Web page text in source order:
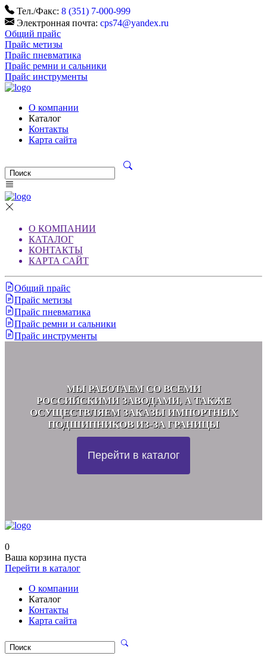
Тел./Факс: 8 (351) 7-000-999
Электронная почта: cps74@yandex.ru
Общий прайс
Прайс метизы
Прайс пневматика
Прайс ремни и сальники
Прайс инструменты
О компании
Каталог
Контакты
Карта сайта
О КОМПАНИИ
КАТАЛОГ
КОНТАКТЫ
КАРТА САЙТ
Общий прайс
Прайс метизы
Прайс пневматика
Прайс ремни и сальники
Прайс инструменты
МЫ РАБОТАЕМ СО ВСЕМИ
РОССИЙСКИМИ ЗАВОДАМИ, А ТАКЖЕ
ОСУЩЕСТВЛЯЕМ ЗАКАЗЫ ИМПОРТНЫХ
ПОДШИПНИКОВ ИЗ-ЗА ГРАНИЦЫ
Перейти в каталог
0
Ваша корзина пуста
Перейти в каталог
О компании
Каталог
Контакты
Карта сайта